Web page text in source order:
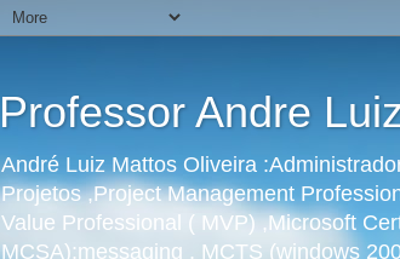
Professor Andre
André Luiz Mattos Oliveira
Projetos ,Project Management
Value Professional ( MVP) ,Microsoft
MCSA):messaging , MCTS (windows